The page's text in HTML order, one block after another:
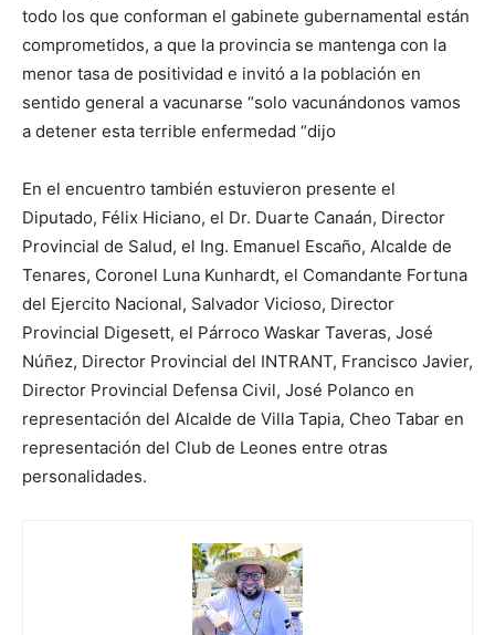
todo los que conforman el gabinete gubernamental están
comprometidos, a que la provincia se mantenga con la
menor tasa de positividad e invitó a la población en
sentido general a vacunarse “solo vacunándonos vamos
a detener esta terrible enfermedad “dijo
En el encuentro también estuvieron presente el
Diputado, Félix Hiciano, el Dr. Duarte Canaán, Director
Provincial de Salud, el Ing. Emanuel Escaño, Alcalde de
Tenares, Coronel Luna Kunhardt, el Comandante Fortuna
del Ejercito Nacional, Salvador Vicioso, Director
Provincial Digesett, el Párroco Waskar Taveras, José
Núñez, Director Provincial del INTRANT, Francisco Javier,
Director Provincial Defensa Civil, José Polanco en
representación del Alcalde de Villa Tapia, Cheo Tabar en
representación del Club de Leones entre otras
personalidades.